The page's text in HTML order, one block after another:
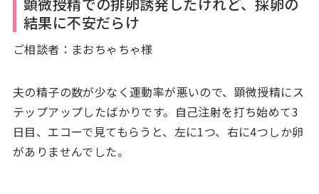
結果に不安だらけ
ご相談者：まおちゃちゃ様
夫の精子の数が少なく運動率が悪いので、顕微授精にス
テップアップしたばかりです。自己注射を打ち始めて3
日目、エコーで見てもらうと、左に1つ、右に4つしか卵
がありませんでした。